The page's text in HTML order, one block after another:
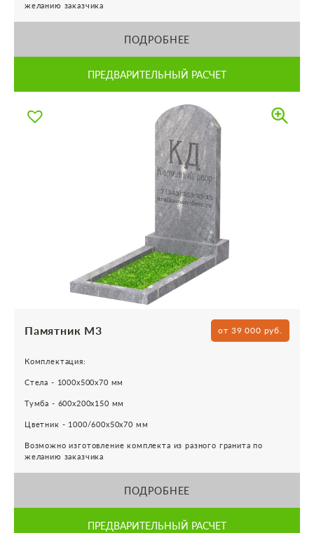
желанию заказчика
ПОДРОБНЕЕ
ПРЕДВАРИТЕЛЬНЫЙ РАСЧЕТ
Памятник М3 от 39 000 руб.
Комплектация:
Стела - 1000х500х70 мм
Тумба - 600х200х150 мм
Цветник - 1000/600х50х70 мм
Возможно изготовление комплекта из разного гранита по
желанию заказчика
ПОДРОБНЕЕ
ПРЕДВАРИТЕЛЬНЫЙ РАСЧЕТ